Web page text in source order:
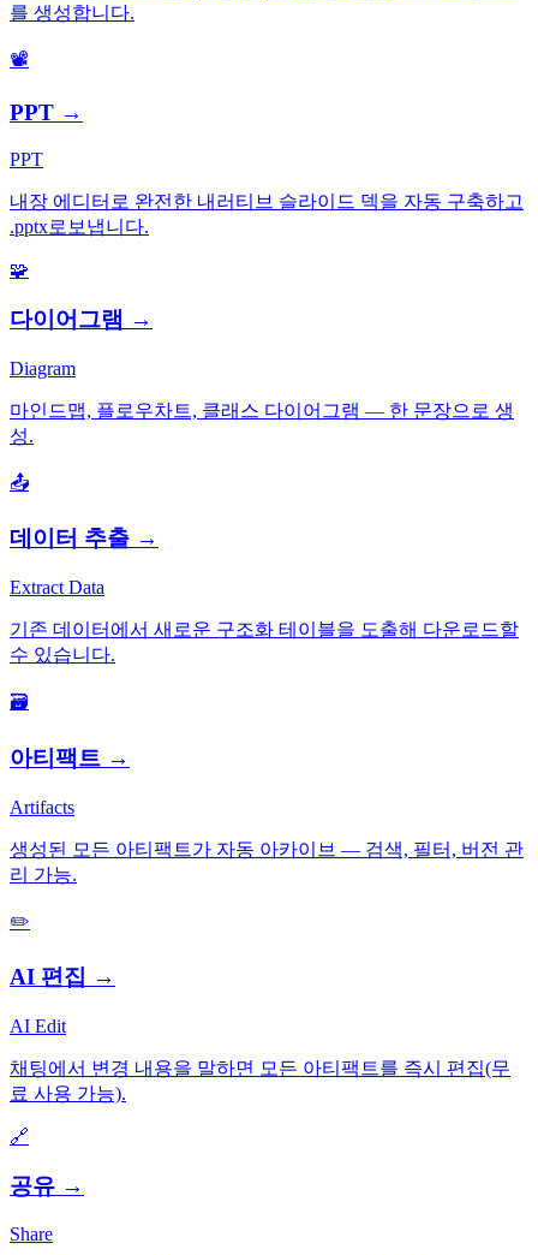
를 생성합니다.
📽️
PPT →
PPT
내장 에디터로 완전한 내러티브 슬라이드 덱을 자동 구축하고
.pptx로보냅니다.
🧩
다이어그램 →
Diagram
마인드맵, 플로우차트, 클래스 다이어그램 — 한 문장으로 생
성.
📤
데이터 추출 →
Extract Data
기존 데이터에서 새로운 구조화 테이블을 도출해 다운로드할
수 있습니다.
🗃️
아티팩트 →
Artifacts
생성된 모든 아티팩트가 자동 아카이브 — 검색, 필터, 버전 관
리 가능.
✏️
AI 편집 →
AI Edit
채팅에서 변경 내용을 말하면 모든 아티팩트를 즉시 편집(무
료 사용 가능).
🔗
공유 →
Share